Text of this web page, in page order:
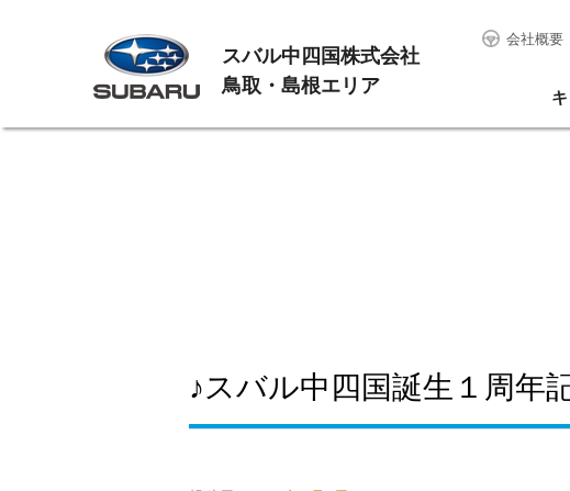
スバル中四国株式会社
鳥取・島根エリア
会社概要
♪スバル中四国誕生１周年